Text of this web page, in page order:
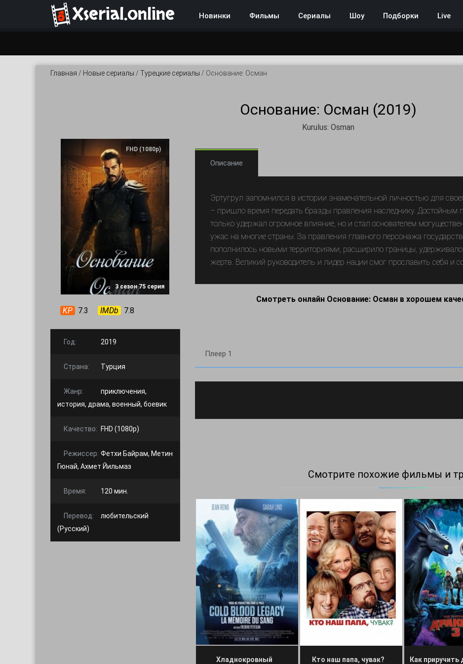
Xserial.online Новинки Фильмы Сериалы Шоу Подборки Live
Главная / Новые сериалы / Турецкие сериалы / Основание: Осман
Основание: Осман (2019)
Kurulus: Osman
3 сезон 75 серия
FHD (1080p)
KP 7.3 IMDb 7.8
Год: 2019
Страна: Турция
Жанр:
приключения,
история, драма, военный, боевик
Качество: FHD (1080p)
Режиссер: Фетхи Байрам, Метин
Гюнай, Ахмет Йильмаз
Время: 120 мин.
Перевод:
любительский
(Русский)
Описание
Эртугрул запомнился в истории знаменательной личностью для
– пришло время передать бразды правления наследнику. Достойным
только удержал огромное влияние, но и стал основателем
ужас на многие страны. За правления главного персонажа
пополнилось новыми территориями, расширило границы, удерживало
жертв. Великий руководитель и лидер нации смог прославить себя и
Смотреть онлайн Основание: Осман в хорошем
Плеер 1
Смотрите похожие фильмы и
Хладнокровный Кто наш папа, чувак? Как приручить